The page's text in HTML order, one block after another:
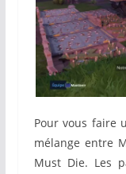
Pour vous faire
mélange entre
Must Die. Les